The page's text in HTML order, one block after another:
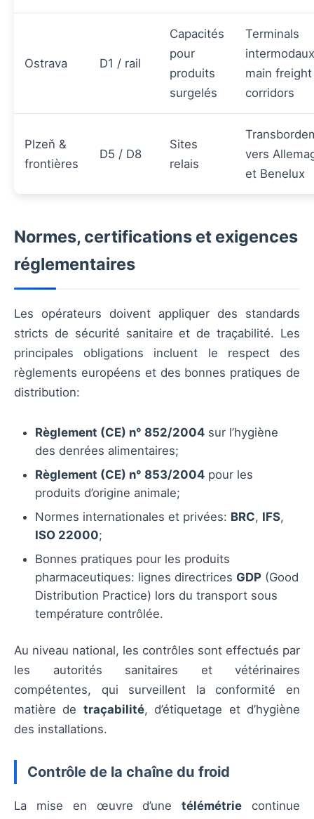
Ostrava D1 / rail
Capacités
pour
produits
surgelés
Terminals
main freight
corridors
Plzeň &
frontières
D5 / D8
Sites
relais
vers
et Benelux
Normes, certifications et exigences
réglementaires
Les opérateurs doivent appliquer des standards
stricts de sécurité sanitaire et de traçabilité. Les
principales obligations incluent le respect des
règlements européens et des bonnes pratiques de
distribution:
Règlement (CE) n° 852/2004 sur l’hygiène
des denrées alimentaires;
Règlement (CE) n° 853/2004 pour les
produits d’origine animale;
Normes internationales et privées: BRC, IFS,
ISO 22000;
Bonnes pratiques pour les produits
pharmaceutiques: lignes directrices GDP (Good
Distribution Practice) lors du transport sous
température contrôlée.
Au niveau national, les contrôles sont effectués par
les autorités sanitaires et vétérinaires
compétentes, qui surveillent la conformité en
matière de traçabilité, d’étiquetage et d’hygiène
des installations.
Contrôle de la chaîne du froid
La mise en œuvre d’unetélémétrie continue